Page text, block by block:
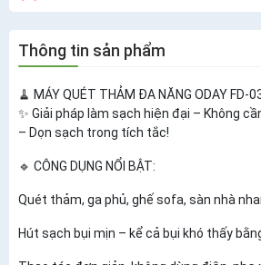
Thông tin sản phẩm
🧹 MÁY QUÉT THẢM ĐA NĂNG ODAY FD-
✨ Giải pháp làm sạch hiện đại – Không
– Dọn sạch trong tích tắc!
🔹 CÔNG DỤNG NỔI BẬT:
Quét thảm, ga phủ, ghế sofa, sàn nhà
Hút sạch bụi mịn – kể cả bụi khó thấy